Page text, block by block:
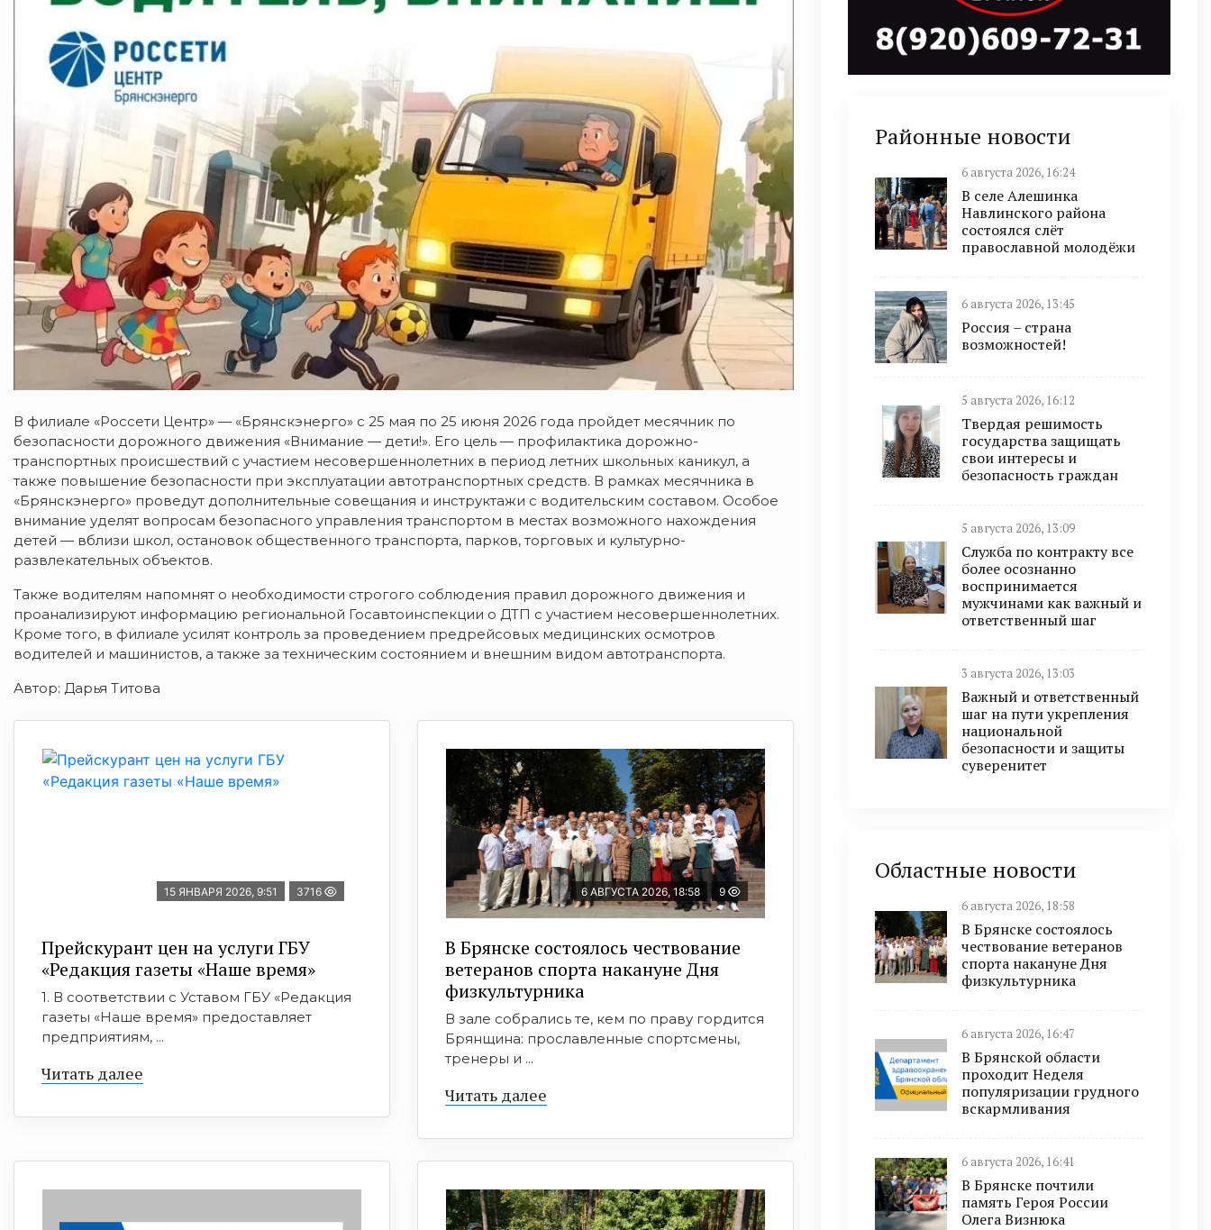
В филиале «Россети Центр» — «Брянскэнерго» с 25 мая по 25 июня 2026 года пройдет месячник по
безопасности дорожного движения «Внимание — дети!». Его цель — профилактика дорожно-
транспортных происшествий с участием несовершеннолетних в период летних школьных каникул, а
также повышение безопасности при эксплуатации автотранспортных средств. В рамках месячника в
«Брянскэнерго» проведут дополнительные совещания и инструктажи с водительским составом. Особое
внимание уделят вопросам безопасного управления транспортом в местах возможного нахождения
детей — вблизи школ, остановок общественного транспорта, парков, торговых и культурно-
развлекательных объектов.
Также водителям напомнят о необходимости строгого соблюдения правил дорожного движения и
проанализируют информацию региональной Госавтоинспекции о ДТП с участием несовершеннолетних.
Кроме того, в филиале усилят контроль за проведением предрейсовых медицинских осмотров
водителей и машинистов, а также за техническим состоянием и внешним видом автотранспорта.
Автор: Дарья Титова
15 ЯНВАРЯ 2026, 9:51 3716
Прейскурант цен на услуги ГБУ
«Редакция газеты «Наше время»
1. В соответствии с Уставом ГБУ «Редакция
газеты «Наше время» предоставляет
предприятиям, ...
Читать далее
6 АВГУСТА 2026, 18:58 9
В Брянске состоялось чествование
ветеранов спорта накануне Дня
физкультурника
В зале собрались те, кем по праву гордится
Брянщина: прославленные спортсмены,
тренеры и ...
Читать далее
Районные новости
6 августа 2026, 16:24
В селе Алешинка
Навлинского района
состоялся слёт
православной молодёжи
6 августа 2026, 13:45
Россия – страна
возможностей!
5 августа 2026, 16:12
Твердая решимость
государства защищать
свои интересы и
безопасность граждан
5 августа 2026, 13:09
Служба по контракту все
более осознанно
воспринимается
мужчинами как важный и
ответственный шаг
3 августа 2026, 13:03
Важный и ответственный
шаг на пути укрепления
национальной
безопасности и защиты
суверенитет
Областные новости
6 августа 2026, 18:58
В Брянске состоялось
чествование ветеранов
спорта накануне Дня
физкультурника
6 августа 2026, 16:47
В Брянской области
проходит Неделя
популяризации грудного
вскармливания
6 августа 2026, 16:41
В Брянске почтили
память Героя России
Олега Визнюка